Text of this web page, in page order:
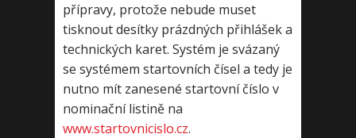
přípravy, protože nebude muset
tisknout desítky prázdných přihlášek a
technických karet. Systém je svázaný
se systémem startovních čísel a tedy je
nutno mít zanesené startovní číslo v
nominační listině na
www.startovnicislo.cz.